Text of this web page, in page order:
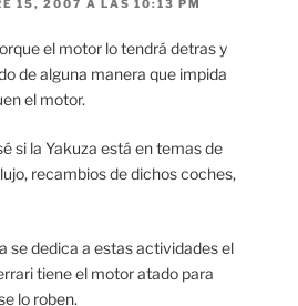
15, 2007 A LAS 10:13 PM
el motor lo tendrá detras y
de alguna manera que impida
el motor.
si la Yakuza está en temas de
recambios de dichos coches,
se dedica a estas actividades el
tiene el motor atado para
lo roben.